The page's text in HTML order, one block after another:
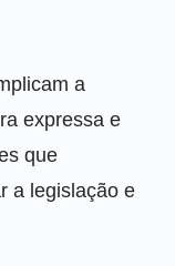
a
expressa e
que
a legislação e